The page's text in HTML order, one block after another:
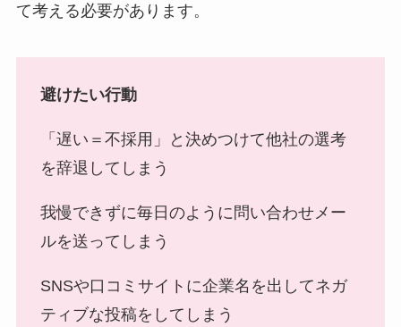
て考える必要があります。
避けたい行動
「遅い＝不採用」と決めつけて他社の選考
を辞退してしまう
我慢できずに毎日のように問い合わせメー
ルを送ってしまう
SNSや口コミサイトに企業名を出してネガ
ティブな投稿をしてしまう